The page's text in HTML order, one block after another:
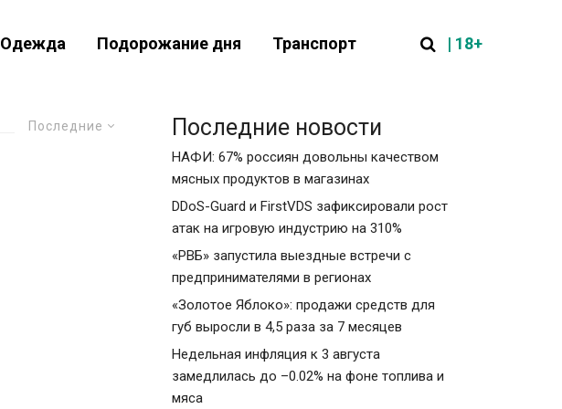
Одежда Подорожание дня Транспорт | 18+
Последние Последние новости
НАФИ: 67% россиян довольны качеством
мясных продуктов в магазинах
DDoS-Guard и FirstVDS зафиксировали рост
атак на игровую индустрию на 310%
«РВБ» запустила выездные встречи с
предпринимателями в регионах
«Золотое Яблоко»: продажи средств для
губ выросли в 4,5 раза за 7 месяцев
Недельная инфляция к 3 августа
замедлилась до –0.02% на фоне топлива и
мяса